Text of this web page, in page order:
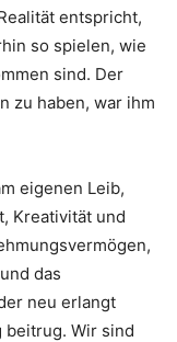
entspricht,
so spielen, wie
sind. Der
zu haben, war ihm
eigenen Leib,
Kreativität und
das
neu erlangt
beitrug. Wir sind